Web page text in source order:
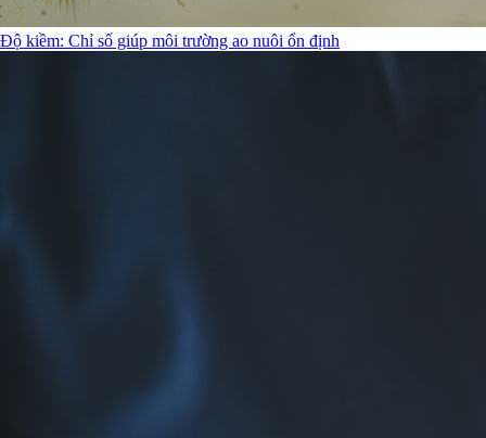
Độ kiềm: Chỉ số giúp môi trường ao nuôi ổn định